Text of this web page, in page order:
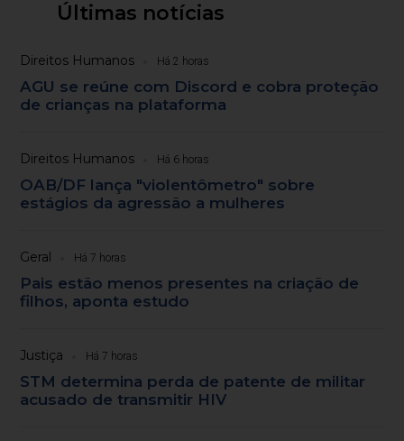
Últimas notícias
Direitos Humanos Há 2 horas
AGU se reúne com Discord e cobra proteção
de crianças na plataforma
Direitos Humanos Há 6 horas
OAB/DF lança "violentômetro" sobre
estágios da agressão a mulheres
Geral Há 7 horas
Pais estão menos presentes na criação de
filhos, aponta estudo
Justiça Há 7 horas
STM determina perda de patente de militar
acusado de transmitir HIV